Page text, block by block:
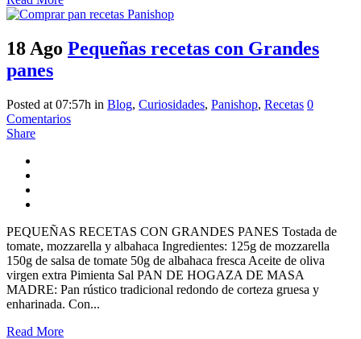
18 Ago Pequeñas recetas con Grandes
panes
Posted at 07:57h in Blog, Curiosidades, Panishop, Recetas 0
Comentarios
Share
PEQUEÑAS RECETAS CON GRANDES PANES Tostada de
tomate, mozzarella y albahaca Ingredientes: 125g de mozzarella
150g de salsa de tomate 50g de albahaca fresca Aceite de oliva
virgen extra Pimienta Sal PAN DE HOGAZA DE MASA
MADRE: Pan rústico tradicional redondo de corteza gruesa y
enharinada. Con...
Read More